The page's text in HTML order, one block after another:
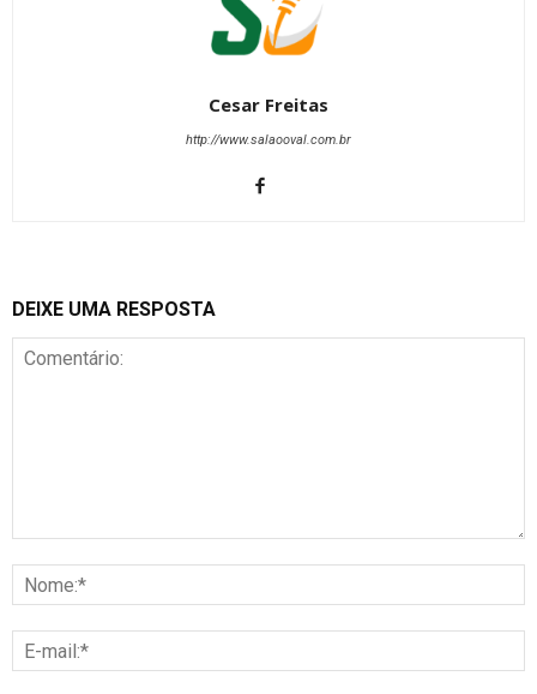
Cesar Freitas
http://www.salaooval.com.br
DEIXE UMA RESPOSTA